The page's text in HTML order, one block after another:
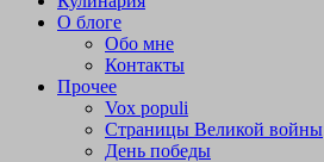
О блоге
Обо мне
Контакты
Прочее
Vox populi
Страницы Великой войны
День победы